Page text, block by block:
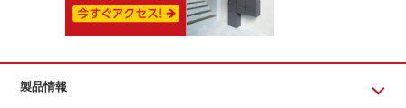
製品情報